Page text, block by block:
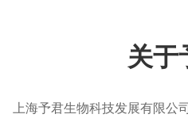
关于
上海予君生物科技发展有限公